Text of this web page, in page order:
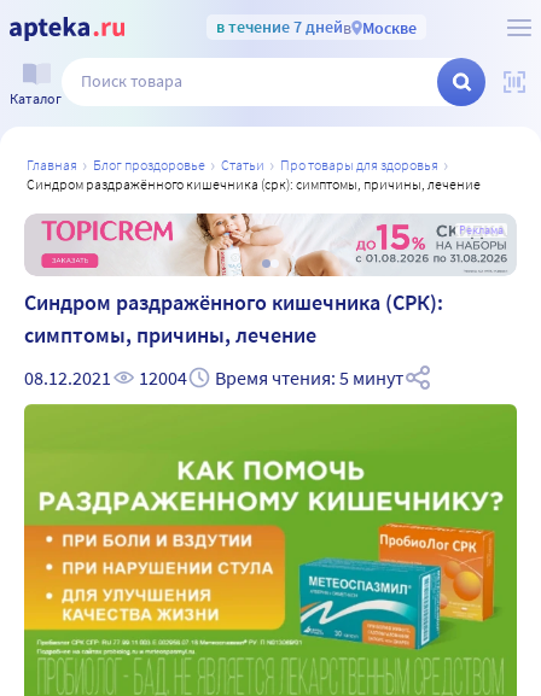
в течение 7 днейв Москве
Каталог
главная блог проздоровье статьи
про товары для здоровья
синдром раздражённого кишечника (срк): симптомы, причины, лечение
Реклама
Синдром раздражённого кишечника (СРК):
симптомы, причины, лечение
08.12.2021 12004 Время чтения: 5 минут